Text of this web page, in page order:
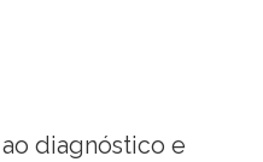
diagnóstico e